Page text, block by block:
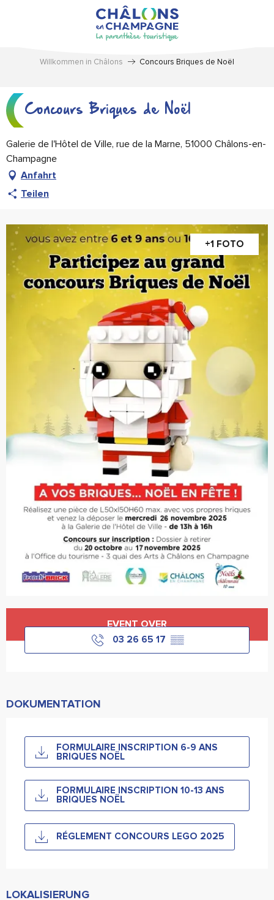
Willkommen in Châlons Concours Briques de Noël
Concours Briques de Noël
Galerie de l'Hôtel de Ville, rue de la Marne, 51000 Châlons-en-
Champagne
Anfahrt
Teilen
+1 FOTO
EVENT OVER
03 26 65 17 ▒▒
DOKUMENTATION
FORMULAIRE INSCRIPTION 6-9 ANS
BRIQUES NOËL
FORMULAIRE INSCRIPTION 10-13 ANS
BRIQUES NOËL
RÉGLEMENT CONCOURS LEGO 2025
LOKALISIERUNG